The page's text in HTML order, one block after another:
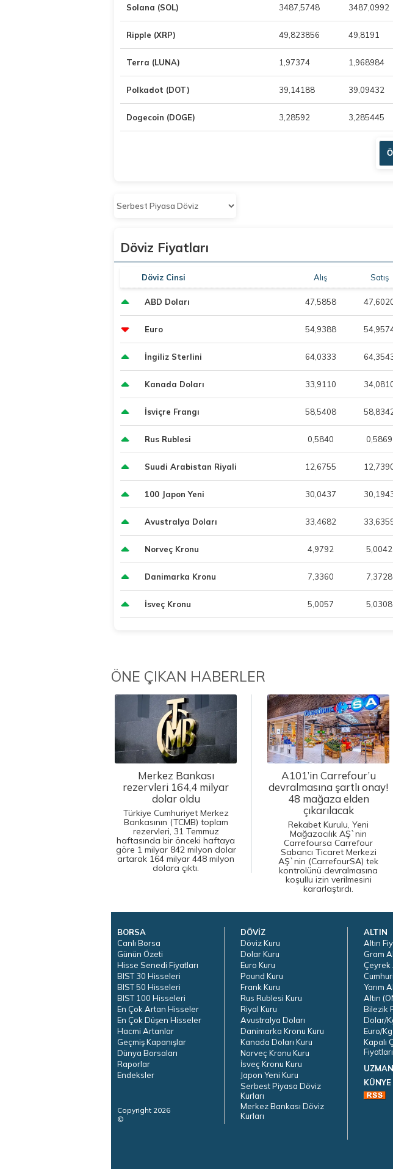
Solana (SOL) 3487,5748 3487,0992
Ripple (XRP) 49,823856 49,8191
Terra (LUNA) 1,97374 1,968984
Polkadot (DOT) 39,14188 39,09432
Dogecoin (DOGE) 3,28592 3,285445
Döviz Fiyatları
Döviz Cinsi Alış Satış
ABD Doları 47,5858
Euro 54,9388
İngiliz Sterlini 64,0333
Kanada Doları 33,9110
İsviçre Frangı 58,5408
Rus Rublesi 0,5840 0,5869
Suudi Arabistan Riyali 12,6755
100 Japon Yeni 30,0437
Avustralya Doları 33,4682
Norveç Kronu 4,9792 5,0042
Danimarka Kronu 7,3360 7,3728
İsveç Kronu 5,0057 5,0308
ÖNE ÇIKAN HABERLER
Merkez Bankası
rezervleri 164,4 milyar
dolar oldu
Türkiye Cumhuriyet Merkez
Bankasının (TCMB) toplam
rezervleri, 31 Temmuz
haftasında bir önceki haftaya
göre 1 milyar 842 milyon dolar
artarak 164 milyar 448 milyon
dolara çıktı.
A101’in Carrefour’u
devralmasına şartlı onay!
48 mağaza elden
çıkarılacak
Rekabet Kurulu, Yeni
Mağazacılık AŞ`nin
Carrefoursa Carrefour
Sabancı Ticaret Merkezi
AŞ`nin (CarrefourSA) tek
kontrolünü devralmasına
koşullu izin verilmesini
kararlaştırdı.
BORSA
Canlı Borsa
Günün Özeti
Hisse Senedi Fiyatları
BIST 30 Hisseleri
BIST 50 Hisseleri
BIST 100 Hisseleri
En Çok Artan Hisseler
En Çok Düşen Hisseler
Hacmi Artanlar
Geçmiş Kapanışlar
Dünya Borsaları
Raporlar
Endeksler
Copyright 2026
©
DÖVİZ
Döviz Kuru
Dolar Kuru
Euro Kuru
Pound Kuru
Frank Kuru
Rus Rublesi Kuru
Riyal Kuru
Avustralya Doları
Danimarka Kronu Kuru
Kanada Doları Kuru
Norveç Kronu Kuru
İsveç Kronu Kuru
Japon Yeni Kuru
Serbest Piyasa Döviz
Kurları
Merkez Bankası Döviz
Kurları
ALTIN
Altın
Gram
Çeyrek
Yarım
Altın
Bilezik
Dolar/
Euro/Kg
Kapalı
Fiyatları
KÜNYE